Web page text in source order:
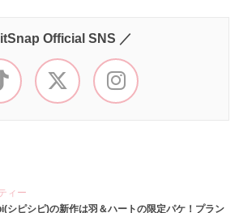
Official SNS ／
ィー
シピシピ)の新作は羽＆ハートの限定パケ！プラン